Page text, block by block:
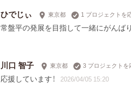
ひでじぃ 東京都 1 プロジェクトを
常盤平の発展を目指して一緒にがんばり
川口 智子 東京都 3 プロジェクトを
応援しています！ 2026/04/05 15:20